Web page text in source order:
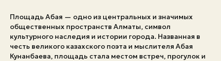
Площадь Абая — одно из центральных и значимых
общественных пространств Алматы, символ
культурного наследия и истории города. Названная в
честь великого казахского поэта и мыслителя Абая
Кунанбаева, площадь стала местом встреч, прогулок и
Дата и время Погода в Алматы
26°C